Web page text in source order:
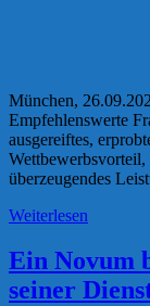
München,
Empfehlenswerte
ausgereiftes,
überzeugendes
Weiterlesen
Ein Novum
seiner